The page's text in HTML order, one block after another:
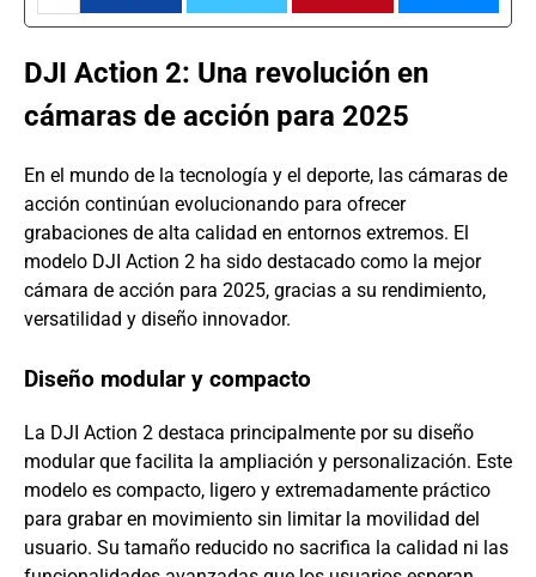
DJI Action 2: Una revolución en
cámaras de acción para 2025
En el mundo de la tecnología y el deporte, las cámaras de
acción continúan evolucionando para ofrecer
grabaciones de alta calidad en entornos extremos. El
modelo DJI Action 2 ha sido destacado como la mejor
cámara de acción para 2025, gracias a su rendimiento,
versatilidad y diseño innovador.
Diseño modular y compacto
La DJI Action 2 destaca principalmente por su diseño
modular que facilita la ampliación y personalización. Este
modelo es compacto, ligero y extremadamente práctico
para grabar en movimiento sin limitar la movilidad del
usuario. Su tamaño reducido no sacrifica la calidad ni las